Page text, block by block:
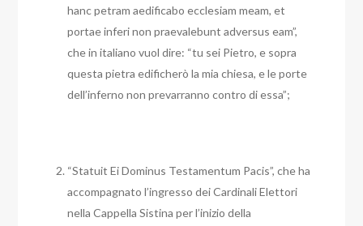
hanc petram aedificabo ecclesiam meam, et
portae inferi non praevalebunt adversus eam”,
che in italiano vuol dire: “tu sei Pietro, e sopra
questa pietra edificherò la mia chiesa, e le porte
dell’inferno non prevarranno contro di essa”;
“Statuit Ei Dominus Testamentum Pacis”, che ha
accompagnato l’ingresso dei Cardinali Elettori
nella Cappella Sistina per l’inizio della